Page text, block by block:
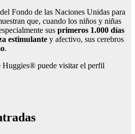
Fondo de las Naciones Unidas para
que, cuando los niños y niñas
sus primeros 1.000 días
estimulante y afectivo, sus cerebros
.
Huggies® puede visitar el perfil